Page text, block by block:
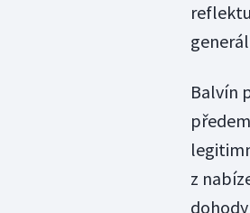
Balvín
z